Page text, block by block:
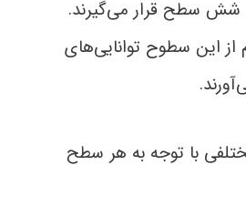
شش سطح قرار می‌گیرند.
از این سطوح توانایی‌های
با توجه به هر سطح